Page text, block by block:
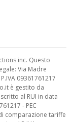
inc. Questo
Via Madre
09361761217
è gestito da
iscritto al RUI in data
- PEC
comparazione tariffe